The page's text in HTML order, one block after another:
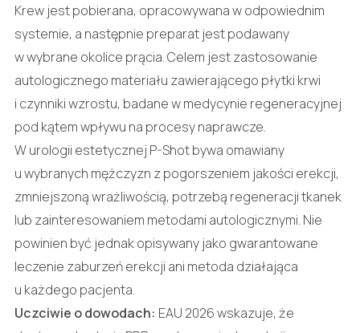
Krew jest pobierana, opracowywana w odpowiednim
systemie, a następnie preparat jest podawany
w wybrane okolice prącia. Celem jest zastosowanie
autologicznego materiału zawierającego płytki krwi
i czynniki wzrostu, badane w medycynie regeneracyjnej
pod kątem wpływu na procesy naprawcze.
W urologii estetycznej P-Shot bywa omawiany
u wybranych mężczyzn z pogorszeniem jakości erekcji,
zmniejszoną wrażliwością, potrzebą regeneracji tkanek
lub zainteresowaniem metodami autologicznymi. Nie
powinien być jednak opisywany jako gwarantowane
leczenie zaburzeń erekcji ani metoda działająca
u każdego pacjenta.
Uczciwie o dowodach: EAU 2026 wskazuje, że